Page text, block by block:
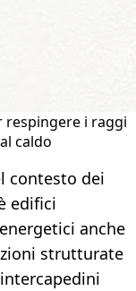
respingere i raggi
caldo
contesto dei
edifici
anche
strutturate